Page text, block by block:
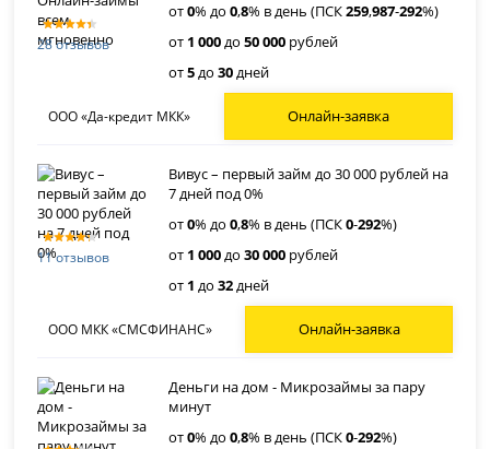
28 отзывов
от0% до0,8% в день (ПСК259,987-292%)
от 1 000до50 000 рублей
от5до30дней
ООО «Да-кредит МКК» Онлайн-заявка
11 отзывов
Вивус – первый займ до 30 000 рублей на
7 дней под 0%
от0% до0,8% в день (ПСК0-292%)
от 1 000до30 000 рублей
от 1 до32дней
ООО МКК «СМСФИНАНС» Онлайн-заявка
Деньги на дом - Микрозаймы за пару
минут
от0% до0,8% в день (ПСК0-292%)